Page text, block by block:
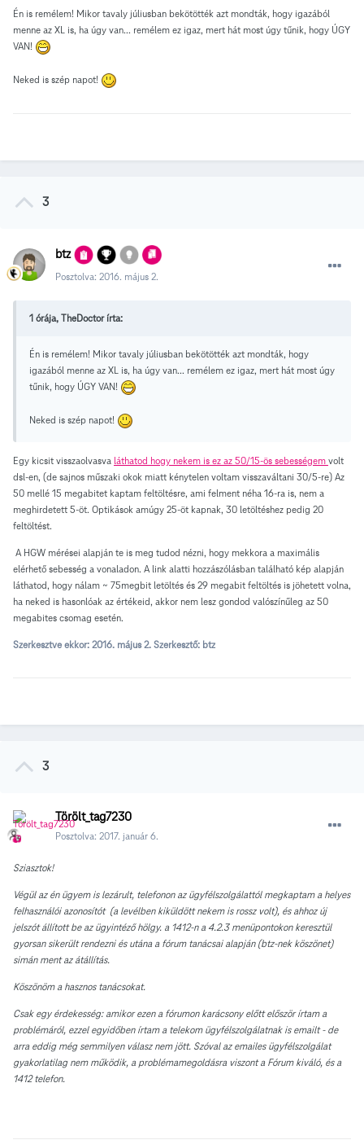
Én is remélem! Mikor tavaly júliusban bekötötték azt mondták, hogy igazából
menne az XL is, ha úgy van... remélem ez igaz, mert hát most úgy tűnik, hogy ÚGY
VAN!
Neked is szép napot!
3
btz
Posztolva: 2016. május 2.
1 órája, TheDoctor írta:
Én is remélem! Mikor tavaly júliusban bekötötték azt mondták, hogy
igazából menne az XL is, ha úgy van... remélem ez igaz, mert hát most úgy
tűnik, hogy ÚGY VAN!
Neked is szép napot!
Egy kicsit visszaolvasva láthatod hogy nekem is ez az 50/15-ös sebességem volt
dsl-en, (de sajnos műszaki okok miatt kénytelen voltam visszaváltani 30/5-re) Az
50 mellé 15 megabitet kaptam feltöltésre, ami felment néha 16-ra is, nem a
meghirdetett 5-öt. Optikások amúgy 25-öt kapnak, 30 letöltéshez pedig 20
feltöltést.
A HGW mérései alapján te is meg tudod nézni, hogy mekkora a maximális
elérhető sebesség a vonaladon. A link alatti hozzászólásban található kép alapján
láthatod, hogy nálam ~ 75megbit letöltés és 29 megabit feltöltés is jöhetett volna,
ha neked is hasonlóak az értékeid, akkor nem lesz gondod valószínűleg az 50
megabites csomag esetén.
Szerkesztve ekkor: 2016. május 2. Szerkesztő: btz
3
Törölt_tag7230
Posztolva: 2017. január 6.
Sziasztok!
Végül az én ügyem is lezárult, telefonon az ügyfélszolgálattól megkaptam a helyes
felhasználói azonosítót (a levélben kiküldött nekem is rossz volt), és ahhoz új
jelszót állított be az ügyintéző hölgy. a 1412-n a 4.2.3 menüpontokon keresztül
gyorsan sikerült rendezni és utána a fórum tanácsai alapján (btz-nek köszönet)
simán ment az átállítás.
Köszönöm a hasznos tanácsokat.
Csak egy érdekesség: amikor ezen a fórumon karácsony előtt először írtam a
problémáról, ezzel egyidőben írtam a telekom ügyfélszolgálatnak is emailt - de
arra eddig még semmilyen válasz nem jött. Szóval az emailes ügyfélszolgálat
gyakorlatilag nem működik, a problémamegoldásra viszont a Fórum kiváló, és a
1412 telefon.